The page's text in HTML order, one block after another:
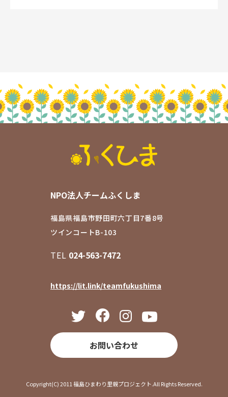
NPO法人チームふくしま
福島県福島市野田町六丁目7番8号
ツインコートB-103
TEL 024-563-7472
https://lit.link/teamfukushima
お問い合わせ
Copyright(C) 2011 福島ひまわり里親プロジェクト.All Rights Reserved.